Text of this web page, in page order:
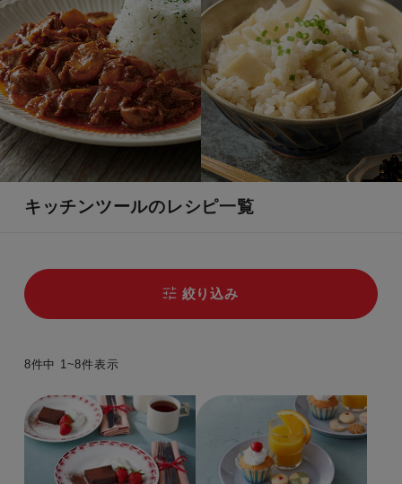
キッチンツールのレシピ一覧
キーワード
絞り込み
8件中 1~8件表示